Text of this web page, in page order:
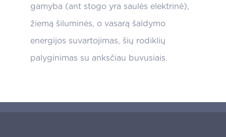
gamyba (ant stogo yra saulės elektrinė),
žiemą šiluminės, o vasarą šaldymo
energijos suvartojimas, šių rodiklių
palyginimas su anksčiau buvusiais.